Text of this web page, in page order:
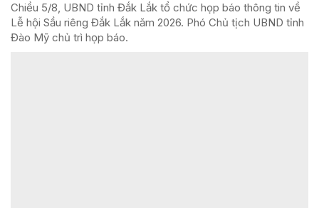
Chiều 5/8, UBND tỉnh Đắk Lắk tổ chức họp báo thông tin về
Lễ hội Sầu riêng Đắk Lắk năm 2026. Phó Chủ tịch UBND tỉnh
Đào Mỹ chủ trì họp báo.